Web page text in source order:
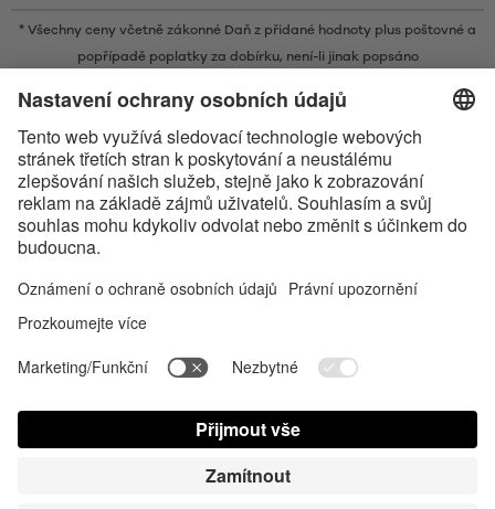
* Všechny ceny včetně zákonné Daň z přidané hodnoty plus poštovné a
popřípadě poplatky za dobírku, není-li jinak popsáno
ochrannými známkami ve vlastnictví společnosti Bluetooth SIG, Inc. a
veškeré používání těchto značek společností Satisfyer GmbH probíhá na
základě licence.
Apple, logo Apple a Apple Watch jsou obchodními známkami společnosti
Apple Inc. Google Play a logo Google Play jsou ochranné známky
Contact us today Nastavení souborů cookie